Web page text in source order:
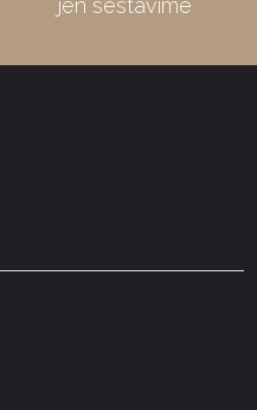
jen sestavíme